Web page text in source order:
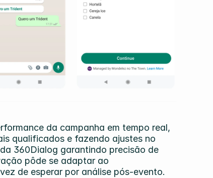
da campanha em tempo real,
qualificados e fazendo ajustes no
360Dialog garantindo precisão de
pôde se adaptar ao
de esperar por análise pós-evento.